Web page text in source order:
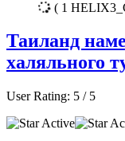
( 1
Таиланд
халяльного
User Rating: 5 / 5